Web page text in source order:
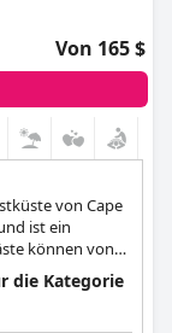
Von 165 $
von Cape
ist ein
können von
Blick
die Kategorie